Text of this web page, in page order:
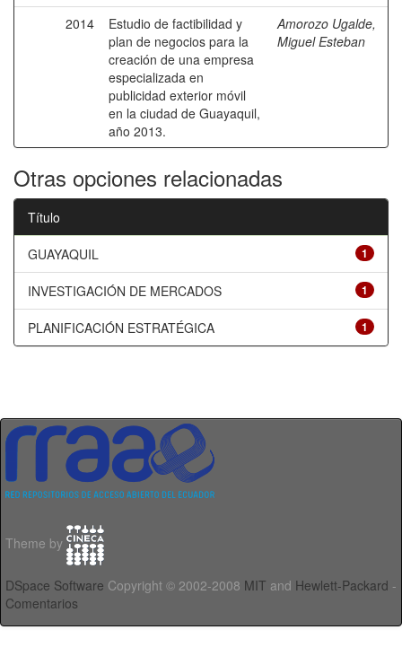
2014
Estudio de factibilidad y
plan de negocios para la
creación de una empresa
especializada en
publicidad exterior móvil
en la ciudad de Guayaquil,
año 2013.
Amorozo Ugalde,
Miguel Esteban
Otras opciones relacionadas
Título
1
GUAYAQUIL
1
INVESTIGACIÓN DE MERCADOS
1
PLANIFICACIÓN ESTRATÉGICA
Theme by
DSpace Software Copyright © 2002-2008 MIT and Hewlett-Packard -
Comentarios